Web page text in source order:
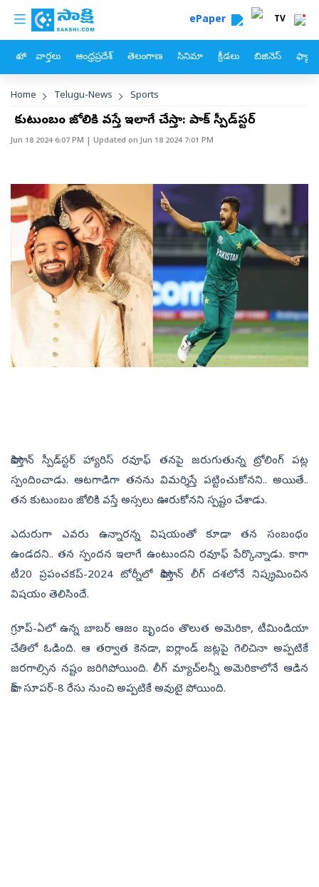
Skip to main content
custom menu ePaper TV
హోం వార్తలు ఆంధ్రప్రదేశ్ తెలంగాణ సినిమా క్రీడలు బిజినెస్
Breadcrumb
Home Telugu-News Sports
నా కుటుంబం జోలికి వస్తే ఇలాగే చేస్తా: పాక్‌ స్పీడ్‌స్టర్‌
Jun 18 2024 6:07 PM | Updated onJun 18 2024 7:01 PM
పాకిస్తాన్‌ స్పీడ్‌స్టర్‌​ హ్యారిస్‌ రవూఫ్‌ తనపై జరుగుతున్న ట్రోలింగ్‌ పట్ల
స్పందించాడు. ఆటగాడిగా తనను విమర్శిస్తే పట్టించుకోనని.. అయితే..
తన కుటుంబం జోలికి వస్తే అస్సలు ఊరుకోనని స్పష్టం చేశాడు.
ఎదురుగా ఎవరు ఉన్నారన్న విషయంతో కూడా తన సంబంధం
ఉండదని.. తన స్పందన ఇలాగే ఉంటుందని రవూఫ్‌ పేర్కొన్నాడు. కాగా
టీ20 ప్రపంచకప్‌-2024 టోర్నీలో పాకిస్తాన్‌ లీగ్‌ దశలోనే నిష్క్రమించిన
విషయం తెలిసిందే.
గ్రూప్‌-ఏలో ఉన్న బాబర్‌ ఆజం బృందం తొలుత అమెరికా, టీమిండియా
చేతిలో ఓడింది. ఆ తర్వాత కెనడా, ఐర్లాండ్‌ జట్లపై గెలిచినా అప్పటికే
జరగాల్సిన నష్టం జరిగిపోయింది. లీగ్‌ మ్యాచ్‌లన్నీ అమెరికాలోనే ఆడిన
పాక్‌.. సూపర్‌-8 రేసు నుంచి అప్పటికే అవుటై పోయింది.